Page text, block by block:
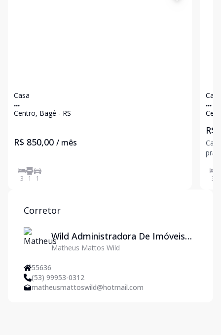
Casa
...
Centro, Bagé - RS
R$ 850,00 / mês
3 1 1
Casa
...
R$
praticidade Esta
3
Corretor
Wild Administradora De Imóveis
Ltda
Matheus Mattos Wild
55636
(53) 99953-0312
matheusmattoswild@hotmail.com